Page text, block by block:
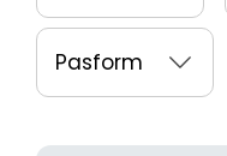
Pasform